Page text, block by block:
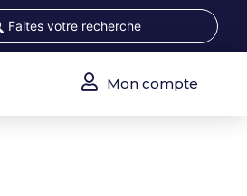
Mon compte